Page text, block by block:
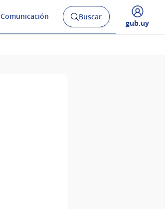
Comunicación
Abrir
buscador
Buscar
Desplegar
gub.uy